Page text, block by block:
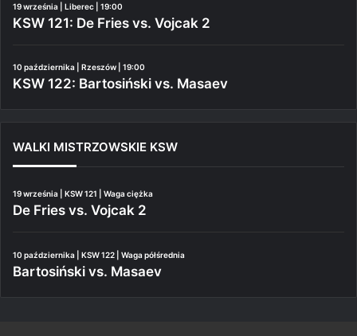
19 września | Liberec | 19:00
KSW 121: De Fries vs. Vojcak 2
10 października | Rzeszów | 19:00
KSW 122: Bartosiński vs. Masaev
WALKI MISTRZOWSKIE KSW
19 września | KSW 121 | Waga ciężka
De Fries vs. Vojcak 2
10 października | KSW 122 | Waga półśrednia
Bartosiński vs. Masaev